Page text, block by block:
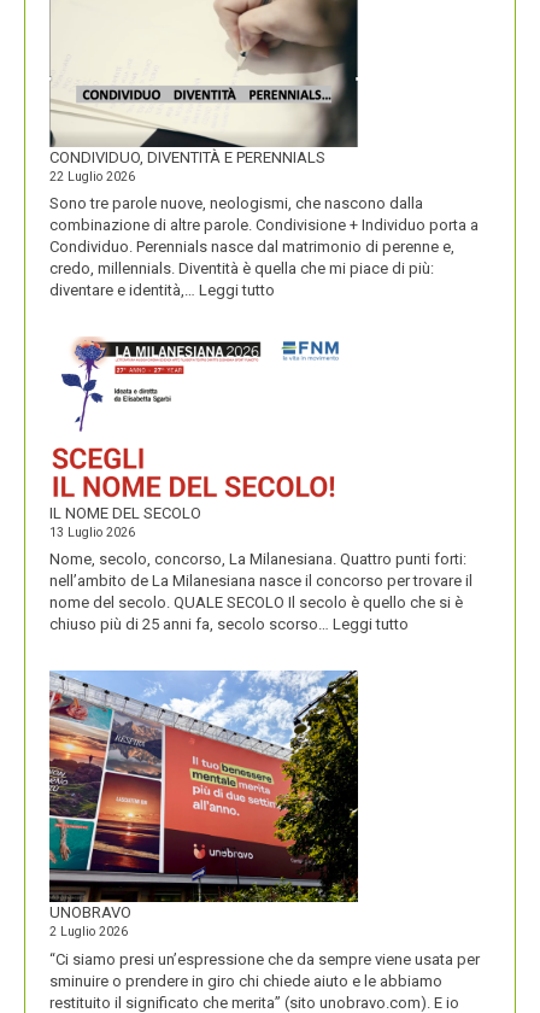
CONDIVIDUO, DIVENTITÀ E PERENNIALS
22 Luglio 2026
Sono tre parole nuove, neologismi, che nascono dalla
combinazione di altre parole. Condivisione + Individuo porta a
Condividuo. Perennials nasce dal matrimonio di perenne e,
credo, millennials. Diventità è quella che mi piace di più:
diventare e identità,… Leggi tutto
E
IL NOME DEL SECOLO
13 Luglio 2026
Nome, secolo, concorso, La Milanesiana. Quattro punti forti:
nell’ambito de La Milanesiana nasce il concorso per trovare il
nome del secolo. QUALE SECOLO Il secolo è quello che si è
chiuso più di 25 anni fa, secolo scorso… Leggi tutto
UNOBRAVO
2 Luglio 2026
“Ci siamo presi un’espressione che da sempre viene usata per
sminuire o prendere in giro chi chiede aiuto e le abbiamo
restituito il significato che merita” (sito unobravo.com). E io